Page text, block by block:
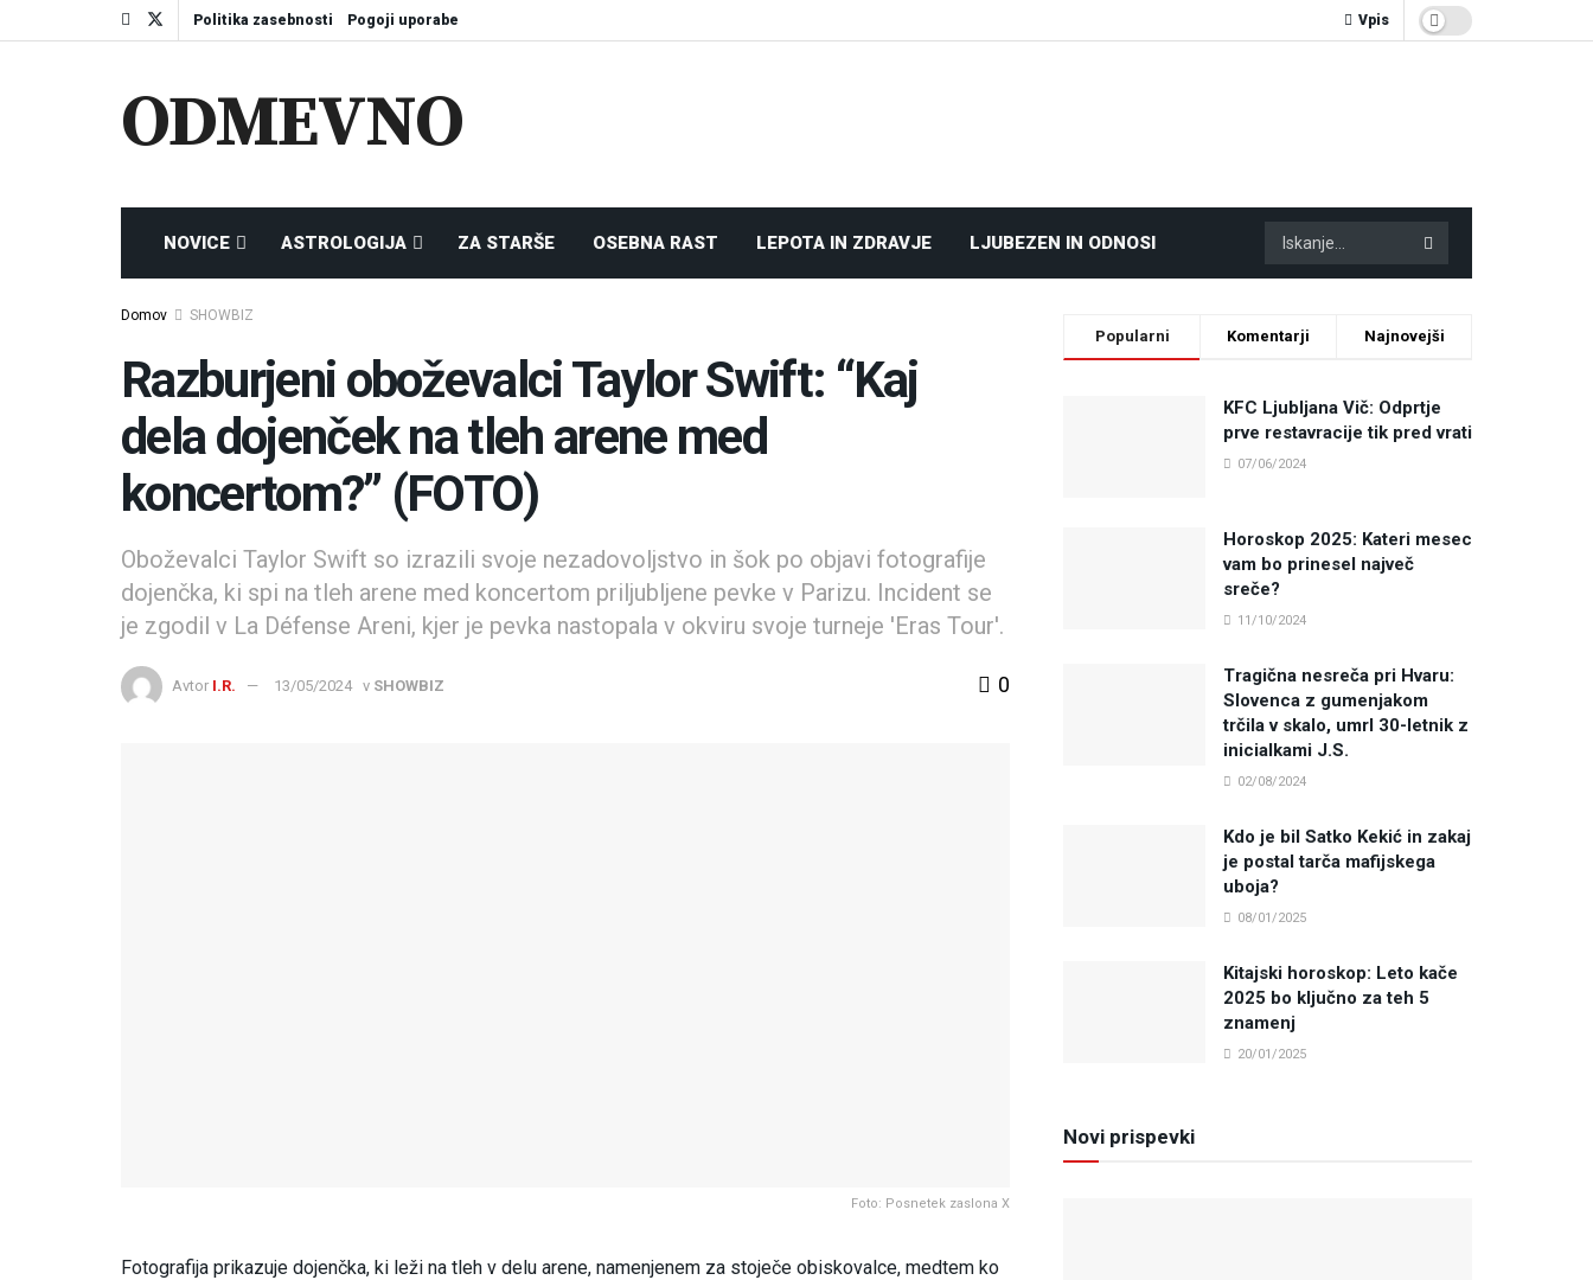
Politika zasebnosti Pogoji uporabe Vpis
ODMEVNO
NOVICE ASTROLOGIJA ZA STARŠE OSEBNA RAST LEPOTA IN ZDRAVJE LJUBEZEN IN ODNOSI
Domov SHOWBIZ
Razburjeni oboževalci Taylor Swift: “Kaj
dela dojenček na tleh arene med
koncertom?” (FOTO)
Oboževalci Taylor Swift so izrazili svoje nezadovoljstvo in šok po objavi fotografije
dojenčka, ki spi na tleh arene med koncertom priljubljene pevke v Parizu. Incident se
je zgodil v La Défense Areni, kjer je pevka nastopala v okviru svoje turneje 'Eras Tour'.
Avtor I.R. 13/05/2024 v SHOWBIZ 0
Foto: Posnetek zaslona X
Fotografija prikazuje dojenčka, ki leži na tleh v delu arene, namenjenem za stoječe obiskovalce, medtem ko
Popularni Komentarji Najnovejši
KFC Ljubljana Vič: Odprtje
prve restavracije tik pred vrati
07/06/2024
Horoskop 2025: Kateri mesec
vam bo prinesel največ
sreče?
11/10/2024
Tragična nesreča pri Hvaru:
Slovenca z gumenjakom
trčila v skalo, umrl 30-letnik z
inicialkami J.S.
02/08/2024
Kdo je bil Satko Kekić in zakaj
je postal tarča mafijskega
uboja?
08/01/2025
Kitajski horoskop: Leto kače
2025 bo ključno za teh 5
znamenj
20/01/2025
Novi prispevki